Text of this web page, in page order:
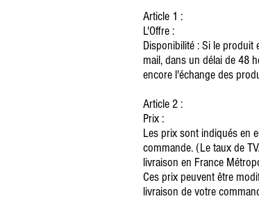
Article 1 :
L'Offre :
Disponibilité : Si le
mail, dans un délai de 48
encore l'échange des
Article 2 :
Prix :
Les prix sont indiqués en
commande. (Le taux de
livraison en France
Ces prix peuvent être
livraison de votre